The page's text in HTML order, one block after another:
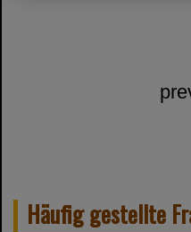
Häufig gestellte